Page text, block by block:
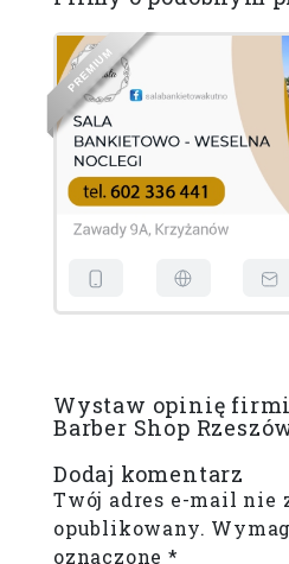
PREM
I
UM
Wystaw opinię
Barber Shop
Dodaj komentarz
Twój adres e-mail nie
opublikowany.
oznaczone*